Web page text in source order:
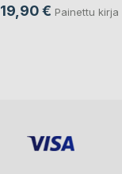
19,90 € Painettu kirja